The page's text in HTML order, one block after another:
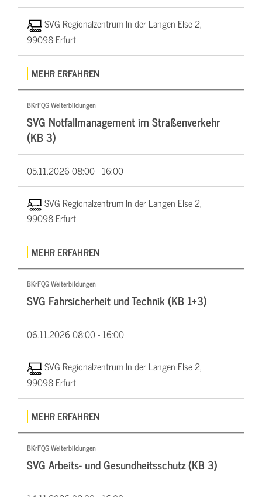
SVG Regionalzentrum In der Langen Else 2,
99098 Erfurt
MEHR ERFAHREN
BKrFQG Weiterbildungen
SVG Notfallmanagement im Straßenverkehr
(KB 3)
05.11.202608:00 - 16:00
SVG Regionalzentrum In der Langen Else 2,
99098 Erfurt
MEHR ERFAHREN
BKrFQG Weiterbildungen
SVG Fahrsicherheit und Technik (KB 1+3)
06.11.202608:00 - 16:00
SVG Regionalzentrum In der Langen Else 2,
99098 Erfurt
MEHR ERFAHREN
BKrFQG Weiterbildungen
SVG Arbeits- und Gesundheitsschutz (KB 3)